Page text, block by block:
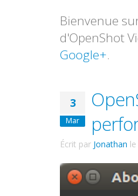
Bienvenue
d'OpenShot
Google+.
3
Mar
Écrit par Jonathan le